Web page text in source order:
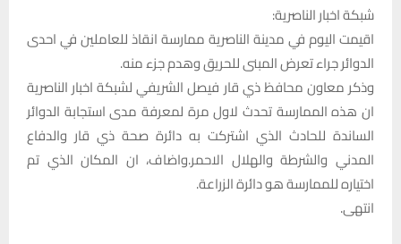
شبكة اخبار الناصرية:
اقيمت اليوم في مدينة الناصرية ممارسة انقاذ للعاملين في احدى
الدوائر جراء تعرض المبنى للحريق وهدم جزء منه.
وذكر معاون محافظ ذي قار فيصل الشريفي لشبكة اخبار الناصرية
ان هذه الممارسة تحدث لاول مرة لمعرفة مدى استجابة الدوائر
الساندة للحادث الذي اشتركت به دائرة صحة ذي قار والدفاع
المدني والشرطة والهلال الاحمر.واضاف، ان المكان الذي تم
اختياره للممارسة هو دائرة الزراعة.
انتهى.